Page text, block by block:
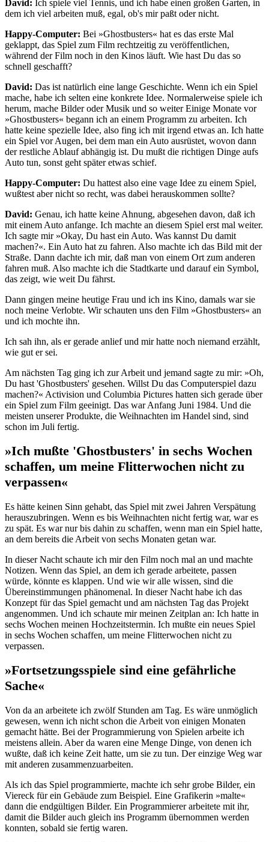
David: Ich spiele viel Tennis, und ich habe einen großen Garten, in
dem ich viel arbeiten muß, egal, ob's mir paßt oder nicht.
Happy-Computer: Bei »Ghostbusters« hat es das erste Mal
geklappt, das Spiel zum Film rechtzeitig zu veröffentlichen,
während der Film noch in den Kinos läuft. Wie hast Du das so
schnell geschafft?
David: Das ist natürlich eine lange Geschichte. Wenn ich ein Spiel
mache, habe ich selten eine konkrete Idee. Normalerweise spiele ich
herum, mache Bilder oder Musik und so weiter Einige Monate vor
»Ghostbusters« begann ich an einem Programm zu arbeiten. Ich
hatte keine spezielle Idee, also fing ich mit irgend etwas an. Ich hatte
ein Spiel vor Augen, bei dem man ein Auto ausrüstet, wovon dann
der restliche Ablauf abhängig ist. Du mußt die richtigen Dinge aufs
Auto tun, sonst geht später etwas schief.
Happy-Computer: Du hattest also eine vage Idee zu einem Spiel,
wußtest aber nicht so recht, was dabei herauskommen sollte?
David: Genau, ich hatte keine Ahnung, abgesehen davon, daß ich
mit einem Auto anfange. Ich machte an diesem Spiel erst mal weiter.
Ich sagte mir »Okay, Du hast ein Auto. Was kannst Du damit
machen?«. Ein Auto hat zu fahren. Also machte ich das Bild mit der
Straße. Dann dachte ich mir, daß man von einem Ort zum anderen
fahren muß. Also machte ich die Stadtkarte und darauf ein Symbol,
das zeigt, wie weit Du fährst.
Dann gingen meine heutige Frau und ich ins Kino, damals war sie
noch meine Verlobte. Wir schauten uns den Film »Ghostbusters« an
und ich mochte ihn.
Ich sah ihn, als er gerade anlief und mir hatte noch niemand erzählt,
wie gut er sei.
Am nächsten Tag ging ich zur Arbeit und jemand sagte zu mir: »Oh,
Du hast 'Ghostbusters' gesehen. Willst Du das Computerspiel dazu
machen?« Activision und Columbia Pictures hatten sich gerade über
ein Spiel zum Film geeinigt. Das war Anfang Juni 1984. Und die
meisten unserer Produkte, die Weihnachten im Handel sind, sind
schon im Juli fertig.
»Ich mußte 'Ghostbusters' in sechs Wochen
schaffen, um meine Flitterwochen nicht zu
verpassen«
Es hätte keinen Sinn gehabt, das Spiel mit zwei Jahren Verspätung
herauszubringen. Wenn es bis Weihnachten nicht fertig war, war es
zu spät. Es war nur bis dahin zu schaffen, wenn man ein Spiel hatte,
an dem bereits die Arbeit von sechs Monaten getan war.
In dieser Nacht schaute ich mir den Film noch mal an und machte
Notizen. Wenn das Spiel, an dem ich gerade arbeitete, passen
würde, könnte es klappen. Und wie wir alle wissen, sind die
Übereinstimmungen phänomenal. In dieser Nacht habe ich das
Konzept für das Spiel gemacht und am nächsten Tag das Projekt
angenommen. Und ich schaute mir meinen Zeitplan an: Ich hatte in
sechs Wochen meinen Hochzeitstermin. Ich mußte ein neues Spiel
in sechs Wochen schaffen, um meine Flitterwochen nicht zu
verpassen.
»Fortsetzungsspiele sind eine gefährliche
Sache«
Von da an arbeitete ich zwölf Stunden am Tag. Es wäre unmöglich
gewesen, wenn ich nicht schon die Arbeit von einigen Monaten
gemacht hätte. Bei der Programmierung von Spielen arbeite ich
meistens allein. Aber da waren eine Menge Dinge, von denen ich
wußte, daß ich keine Zeit hatte, um sie zu tun. Der einzige Weg war
mit anderen zusammenzuarbeiten.
Als ich das Spiel programmierte, machte ich sehr grobe Bilder, ein
Viereck für ein Gebäude zum Beispiel. Eine Grafikerin »malte«
dann die endgültigen Bilder. Ein Programmierer arbeitete mit ihr,
damit die Bilder auch gleich ins Programm übernommen werden
konnten, sobald sie fertig waren.